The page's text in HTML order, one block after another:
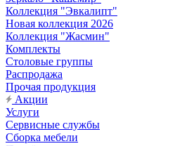
Коллекция "Эвкалипт"
Новая коллекция 2026
Коллекция "Жасмин"
Комплекты
Столовые группы
Распродажа
Прочая продукция
Акции
Услуги
Сервисные службы
Сборка мебели